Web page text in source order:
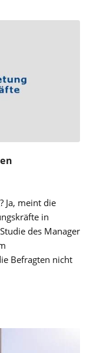
Ja, meint die
in
des Manager
Befragten nicht